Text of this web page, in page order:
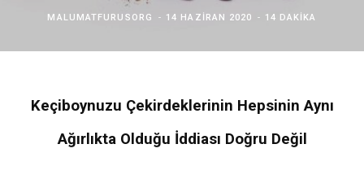
MALUMATFURUSORG 14 HAZIRAN 2020 14 DAKIKA
Keçiboynuzu Çekirdeklerinin Hepsinin Aynı
Ağırlıkta Olduğu İddiası Doğru Değil